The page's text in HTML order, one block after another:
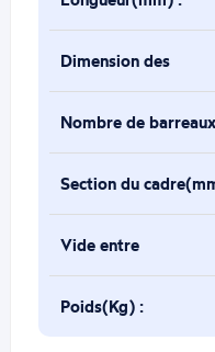
Dimension des
traverses(mm) :
Nombre de
Section du
Vide entre
barreaux(mm) :
Poids(Kg) :